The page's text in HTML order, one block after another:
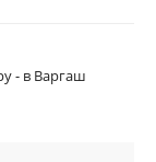
- в Варгаш